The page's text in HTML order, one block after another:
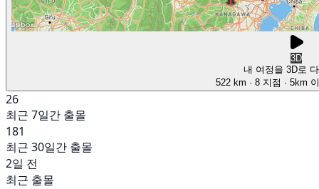
3D
내 여정을 3D로
522 km · 8 지점 · 5km
26
최근 7일간 출몰
181
최근 30일간 출몰
2일 전
최근 출몰